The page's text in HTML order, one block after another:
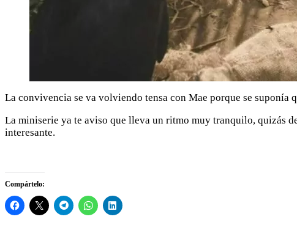
La convivencia se va volviendo tensa con Mae porque se suponía
La miniserie ya te aviso que lleva un ritmo muy tranquilo, quizás
interesante.
Compártelo: